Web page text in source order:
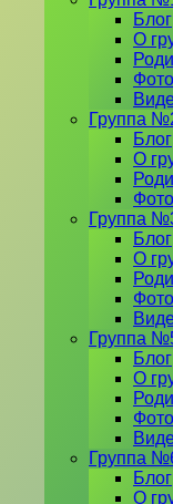
Блог
О
Группа
Блог
О
Группа
Блог
О
Группа
Блог
О
Группа
Блог
О